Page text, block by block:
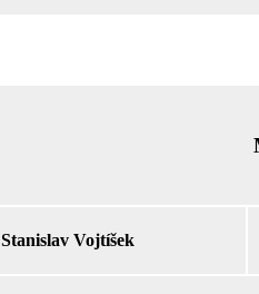
Stanislav Vojtíšek